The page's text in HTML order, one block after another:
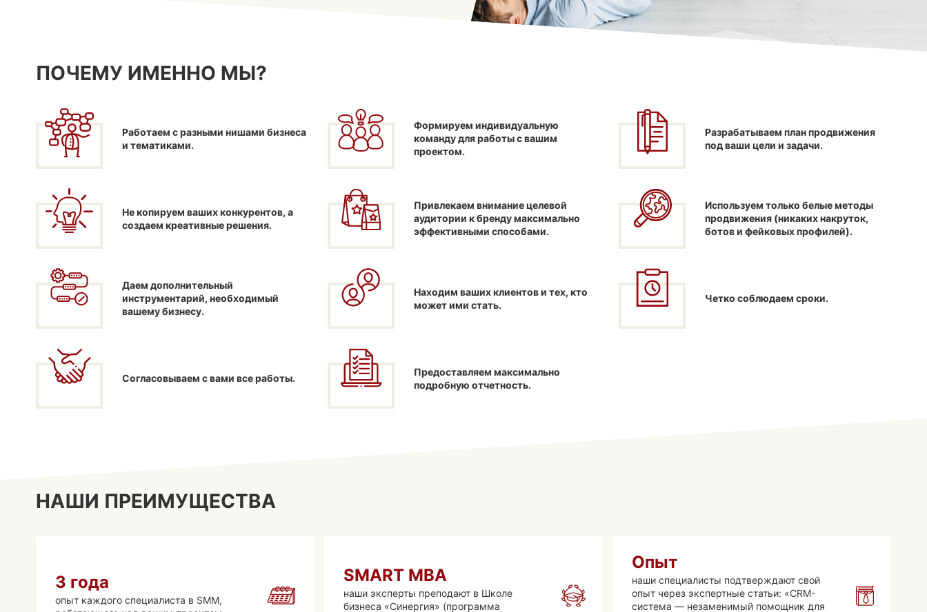
ПОЧЕМУ ИМЕННО МЫ?
Работаем с разными нишами бизнеса
и тематиками.
Формируем индивидуальную
команду для работы с вашим
проектом.
Разрабатываем план продвижения
под ваши цели и задачи.
Не копируем ваших конкурентов, а
создаем креативные решения.
Привлекаем внимание целевой
аудитории к бренду максимально
эффективными способами.
Используем только белые методы
продвижения (никаких накруток,
ботов и фейковых профилей).
Даем дополнительный
инструментарий, необходимый
вашему бизнесу.
Находим ваших клиентов и тех, кто
может ими стать.
Четко соблюдаем сроки.
Согласовываем с вами все работы.
Предоставляем максимально
подробную отчетность.
НАШИ ПРЕИМУЩЕСТВА
3 года
опыт каждого специалиста в SMM,
SMART MBA
наши эксперты преподают в Школе
бизнеса «Синергия» (программа
Опыт
наши специалисты подтверждают свой
опыт через экспертные статьи: «CRM-
система — незаменимый помощник для